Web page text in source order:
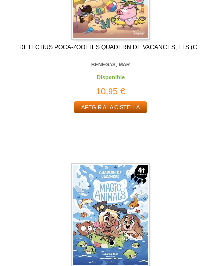
DETECTIUS POCA-ZOOLTES QUADERN DE VACANCES, ELS (C...
BENEGAS, MAR
Disponible
10,95 €
AFEGIR A LA CISTELLA